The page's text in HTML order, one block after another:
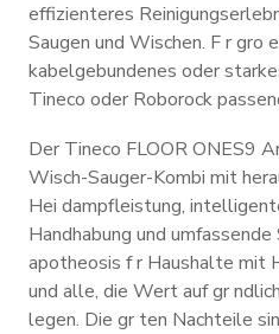
effizienteres
Saugen und Wischen. F r gro
kabelgebundenes oder
Tineco oder Roborock
Der Tineco FLOOR ONES9
Wisch-Sauger-Kombi mit
Hei dampfleistung,
Handhabung und
apotheosis f r Haushalte mit
und alle, die Wert auf gr
legen. Die gr ten Nachteile